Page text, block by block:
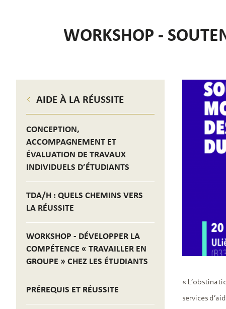
WORKSHOP -
AIDE À LA RÉUSSITE
CONCEPTION,
ACCOMPAGNEMENT ET
ÉVALUATION DE TRAVAUX
INDIVIDUELS D’ÉTUDIANTS
TDA/H : QUELS CHEMINS VERS
LA RÉUSSITE
WORKSHOP - DÉVELOPPER LA
COMPÉTENCE « TRAVAILLER EN
GROUPE » CHEZ LES ÉTUDIANTS
PRÉREQUIS ET RÉUSSITE
«
services